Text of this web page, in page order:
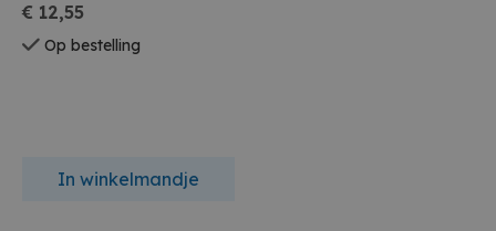
€ 12,55
Op bestelling
In winkelmandje